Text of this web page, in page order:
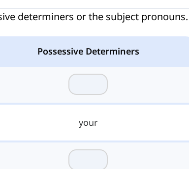
determiners or the subject pronouns.
Possessive Determiners
your